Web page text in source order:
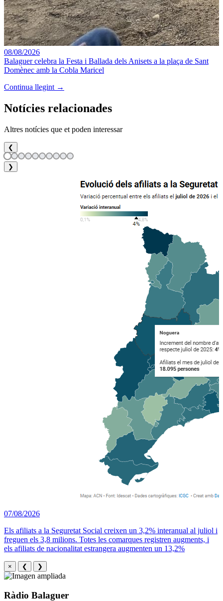
08/08/2026
Balaguer celebra la Festa i Ballada dels Anisets a la plaça de Sant
Domènec amb la Cobla Maricel
Continua llegint →
Notícies relacionades
Altres notícies que et poden interessar
❮
❯
07/08/2026
Els afiliats a la Seguretat Social creixen un 3,2% interanual al juliol i
freguen els 3,8 milions. Totes les comarques registren augments, i
els afiliats de nacionalitat estrangera augmenten un 13,2%
× ❮ ❯
Ràdio Balaguer